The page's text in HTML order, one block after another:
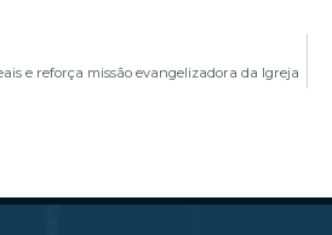
e reforça missão evangelizadora da Igreja